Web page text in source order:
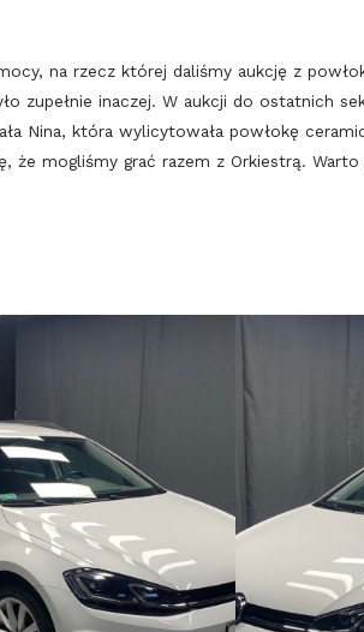
na rzecz której daliśmy aukcję z
zupełnie inaczej. W aukcji do ostatnich
Nina, która wylicytowała powłokę
że mogliśmy grać razem z Orkiestrą. Warto